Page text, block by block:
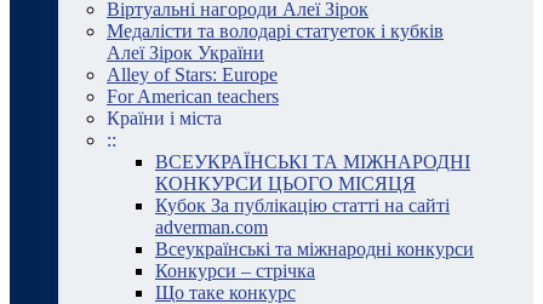
Віртуальні нагороди Алеї Зірок
Медалісти та володарі статуеток і кубків
Алеї Зірок України
Alley of Stars: Europe
For American teachers
Країни і міста
::
ВСЕУКРАЇНСЬКІ ТА МІЖНАРОДНІ
КОНКУРСИ ЦЬОГО МІСЯЦЯ
Кубок За публікацію статті на сайті
adverman.com
Всеукраїнські та міжнародні конкурси
Конкурси – стрічка
Що таке конкурс